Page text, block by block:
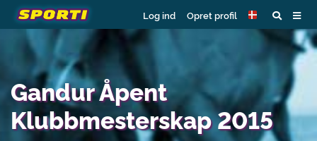
Log ind Opret profil
Gandur Åpent
Klubbmesterskap 2015